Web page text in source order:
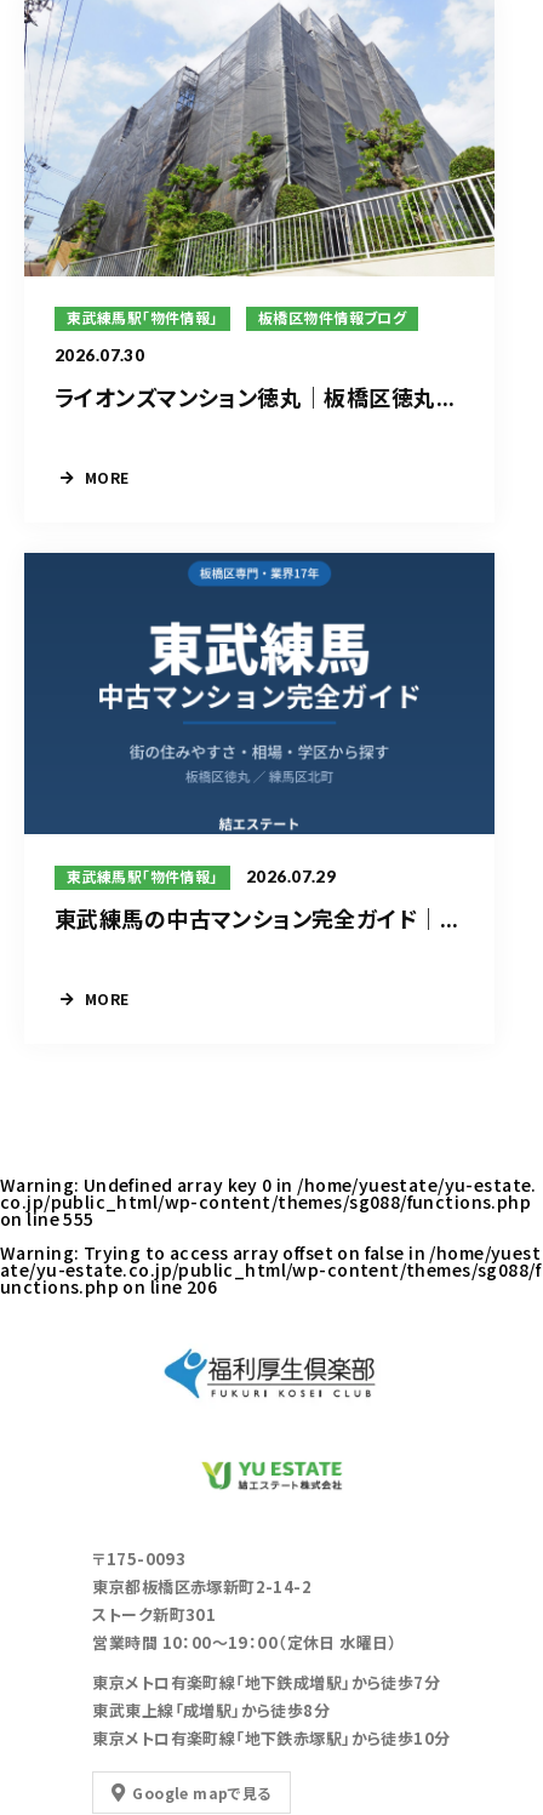
東武練馬駅「物件情報」 板橋区物件情報ブログ
2026.07.30
ライオンズマンション徳丸｜板橋区徳丸...
MORE
東武練馬駅「物件情報」 2026.07.29
東武練馬の中古マンション完全ガイド｜...
MORE
Warning: Undefined array key 0 in /home/yuestate/yu-estate.
co.jp/public_html/wp-content/themes/sg088/functions.php
on line555
Warning: Trying to access array offset on false in /home/yuest
ate/yu-estate.co.jp/public_html/wp-content/themes/sg088/f
unctions.php on line 206
〒175-0093
東京都板橋区赤塚新町2-14-2
ストーク新町301
営業時間 10：00～19：00（定休日 水曜日）
東京メトロ有楽町線「地下鉄成増駅」から徒歩7分
東武東上線「成増駅」から徒歩8分
東京メトロ有楽町線「地下鉄赤塚駅」から徒歩10分
Google mapで見る